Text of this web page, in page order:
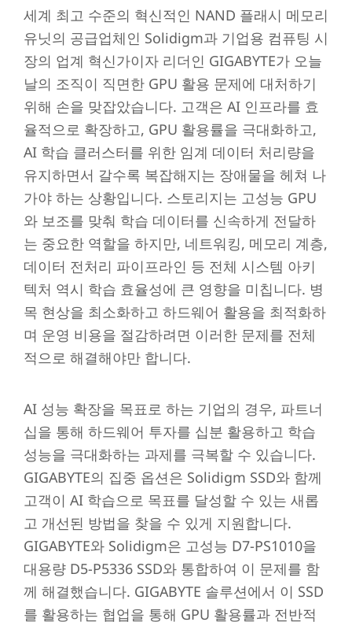
세계 최고 수준의 혁신적인 NAND 플래시 메모리
유닛의 공급업체인 Solidigm과 기업용 컴퓨팅 시
장의 업계 혁신가이자 리더인 GIGABYTE가 오늘
날의 조직이 직면한 GPU 활용 문제에 대처하기
위해 손을 맞잡았습니다. 고객은 AI 인프라를 효
율적으로 확장하고, GPU 활용률을 극대화하고,
AI 학습 클러스터를 위한 임계 데이터 처리량을
유지하면서 갈수록 복잡해지는 장애물을 헤쳐 나
가야 하는 상황입니다. 스토리지는 고성능 GPU
와 보조를 맞춰 학습 데이터를 신속하게 전달하
는 중요한 역할을 하지만, 네트워킹, 메모리 계층,
데이터 전처리 파이프라인 등 전체 시스템 아키
텍처 역시 학습 효율성에 큰 영향을 미칩니다. 병
목 현상을 최소화하고 하드웨어 활용을 최적화하
며 운영 비용을 절감하려면 이러한 문제를 전체
적으로 해결해야만 합니다.
AI 성능 확장을 목표로 하는 기업의 경우, 파트너
십을 통해 하드웨어 투자를 십분 활용하고 학습
성능을 극대화하는 과제를 극복할 수 있습니다.
GIGABYTE의 집중 옵션은 Solidigm SSD와 함께
고객이 AI 학습으로 목표를 달성할 수 있는 새롭
고 개선된 방법을 찾을 수 있게 지원합니다.
GIGABYTE와 Solidigm은 고성능 D7-PS1010을
대용량 D5-P5336 SSD와 통합하여 이 문제를 함
께 해결했습니다. GIGABYTE 솔루션에서 이 SSD
를 활용하는 협업을 통해 GPU 활용률과 전반적